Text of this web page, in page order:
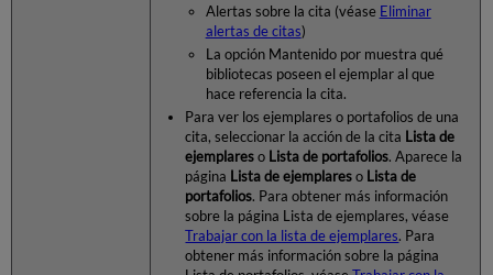
Alertas sobre la cita (véase Eliminar
alertas de citas)
La opción Mantenido por muestra qué
bibliotecas poseen el ejemplar al que
hace referencia la cita.
Para ver los ejemplares o portafolios de una
cita, seleccionar la acción de la cita Lista de
ejemplareso Lista de portafolios. Aparece la
página Lista de ejemplareso Lista de
portafolios. Para obtener más información
sobre la página Lista de ejemplares, véase
Trabajar con la lista de ejemplares. Para
obtener más información sobre la página